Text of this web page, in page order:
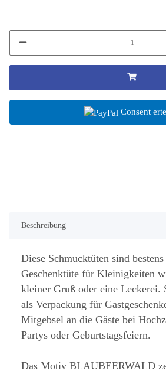
Consent
Beschreibung
Diese Schmucktüten sind
Geschenktüte für Kleinigkeiten
kleiner Gruß oder eine Leckerei.
als Verpackung für
Mitgebsel an die Gäste bei
Partys oder Geburtstagsfeiern.
Das Motiv BLAUBEERWALD